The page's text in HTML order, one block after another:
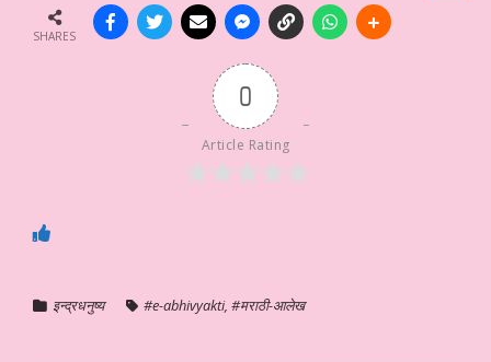
SHARES
0
Article Rating
इन्द्रधनुष्य #e-abhivyakti, #मराठी-आलेख